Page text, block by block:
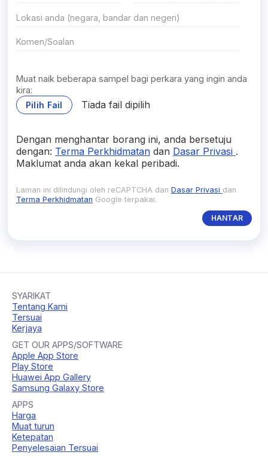
Muat naik beberapa sampel bagi perkara yang ingin anda
kira:
Pilih Fail
Tiada fail dipilih
Dengan menghantar borang ini, anda bersetuju
dengan: Terma Perkhidmatandan Dasar Privasi .
Maklumat anda akan kekal peribadi.
Laman ini dilindungi oleh reCAPTCHA dan Dasar Privasi dan
Terma Perkhidmatan Google terpakai.
SYARIKAT
Tentang Kami
Tersuai
Kerjaya
GET OUR APPS/SOFTWARE
Apple App Store
Play Store
Huawei App Gallery
Samsung Galaxy Store
APPS
Harga
Muat turun
Ketepatan
Penyelesaian Tersuai